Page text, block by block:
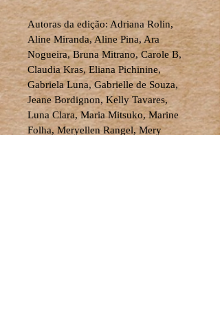
Autoras da edição: Adriana Rolin,
Aline Miranda, Aline Pina, Ara
Nogueira, Bruna Mitrano, Carole B,
Claudia Kras, Eliana Pichinine,
Gabriela Luna, Gabrielle de Souza,
Jeane Bordignon, Kelly Tavares,
Luna Clara, Maria Mitsuko, Marine
Folha, Meryellen Rangel, Mery